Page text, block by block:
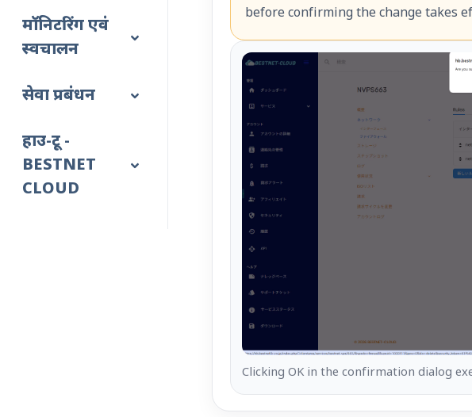
मॉनिटरिंग एवं
स्वचालन
सेवा प्रबंधन
हाउ-टू -
BESTNET
CLOUD
before confirming the change takes
Clicking OK in the confirmation dialog